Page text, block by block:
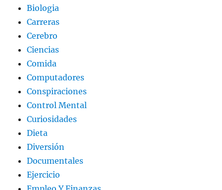
Biologia
Carreras
Cerebro
Ciencias
Comida
Computadores
Conspiraciones
Control Mental
Curiosidades
Dieta
Diversión
Documentales
Ejercicio